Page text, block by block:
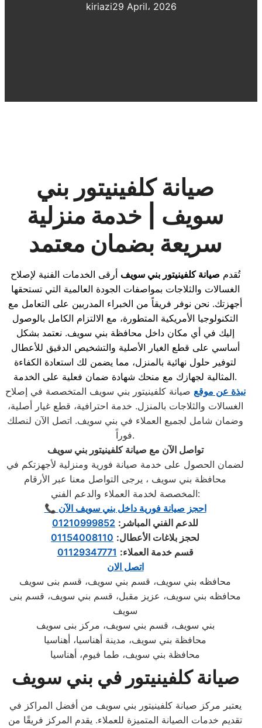
kiriazi29 April، 2026
صيانة كلفينيتور بني
سويف | خدمة منزلية
سريعة بضمان معتمد
تُقدم صيانة كلفينيتور بني سويف أرقى الخدمات الفنية لإصلاح
الغسالات والثلاجات بمواصفات الجودة العالمية التي تستحقها
أجهزتك. نحن نوفر فريقاً من الخبراء المدربين على التعامل مع
التكنولوجيا الأمريكية المتطورة، مع الالتزام الكامل بالوصول
إليك في أي مكان داخل محافظة بني سويف. نعتمد بشكل
أساسي على قطع الغيار الأصلية والتشخيص الدقيق للأعطال
لتوفير حلول نهائية بالمنزل، مما يضمن لك استعادة الكفاءة
المثالية لجهازك مع منحك شهادة ضمان فعلية على الخدمة.
نبذة عن موقع صيانة كلفينيتور بني سويف المتخصصة في إصلاح
الغسالات والثلاجات بالمنزل. خدمة احترافية، قطع غيار أصلية،
وضمان شامل لجميع العملاء في بني سويف. اتصل الآن لنصلك
فوراً.
تواصل الآن مع صيانة كلفينيتور بني سويف
لضمان الحصول على خدمة صيانة فورية ومنزلية لأجهزتكم في
محافظة بني سويف ، يرجى التواصل معنا عبر الأرقام
المخصصة لخدمة العملاء والدعم الفني:
📞 احجز صيانة فورية داخل بني سويف الآن
للدعم الفني المباشر: 01210999852
لحجز بلاغات الأعطال: 01154008110
قسم خدمة العملاء: 01129347771
اتصل الان
محافظه بني سويف، قسم بني سويف، قسم بنى سويف
محافظه بني سويف، عزيز مقبل، قسم بني سويف، قسم بنى
سويف
بني سويف، قسم بني سويف، مركز بنى سويف
محافظة بني سويف، مدينة أهناسيا، أهناسيا
محافظة بني سويف، طما فيوم، أهناسيا
صيانة كلفينيتور في بني سويف
يعتبر مركز صيانة كلفينيتور بني سويف من أفضل المراكز في
تقديم خدمات الصيانة المتميزة للعملاء. يقدم المركز فريقًا من